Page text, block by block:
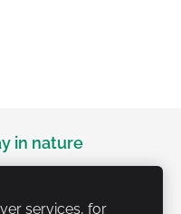
in nature
services, for